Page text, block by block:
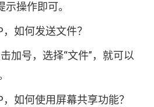
示操作即可。
如何发送文件？
加号，选择“文件”，就可以
如何使用屏幕共享功能？